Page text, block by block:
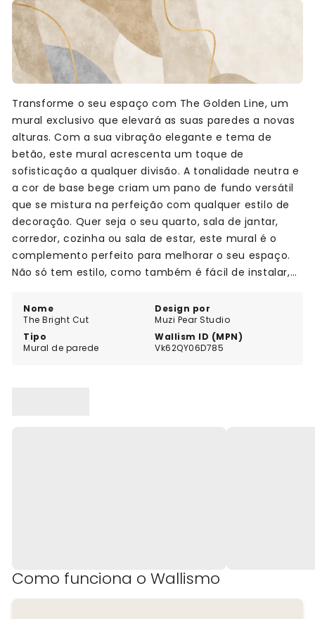
Nome
The Bright Cut
Design por
Muzi Pear Studio
Tipo
Mural de parede
Wallism ID (MPN)
Vk62QY06D785
Transforme o seu espaço com The Golden Line, um
mural exclusivo que elevará as suas paredes a novas
alturas. Com a sua vibração elegante e tema de
betão, este mural acrescenta um toque de
sofisticação a qualquer divisão. A tonalidade neutra e
a cor de base bege criam um pano de fundo versátil
que se mistura na perfeição com qualquer estilo de
decoração. Quer seja o seu quarto, sala de jantar,
corredor, cozinha ou sala de estar, este mural é o
complemento perfeito para melhorar o seu espaço.
Não só tem estilo, como também é fácil de instalar,
as suas paredes. Eleve a sua casa com The Golden
Line e abrace a beleza do design moderno.
Como funciona o Wallismo